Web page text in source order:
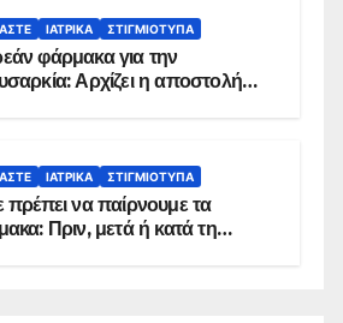
ΙΑΤΡΙΚΆ ΣΤΙΓΜΙΌΤΥΠΑ
φάρμακα για την
Αρχίζει η αποστολή
ΙΑΤΡΙΚΆ ΣΤΙΓΜΙΌΤΥΠΑ
πρέπει να παίρνουμε τα
Πριν, μετά ή κατά τη